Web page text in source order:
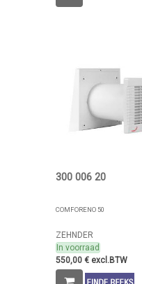
300 006 20
COMFORENO 50
ZEHNDER
In voorraad
550,00 € excl.BTW